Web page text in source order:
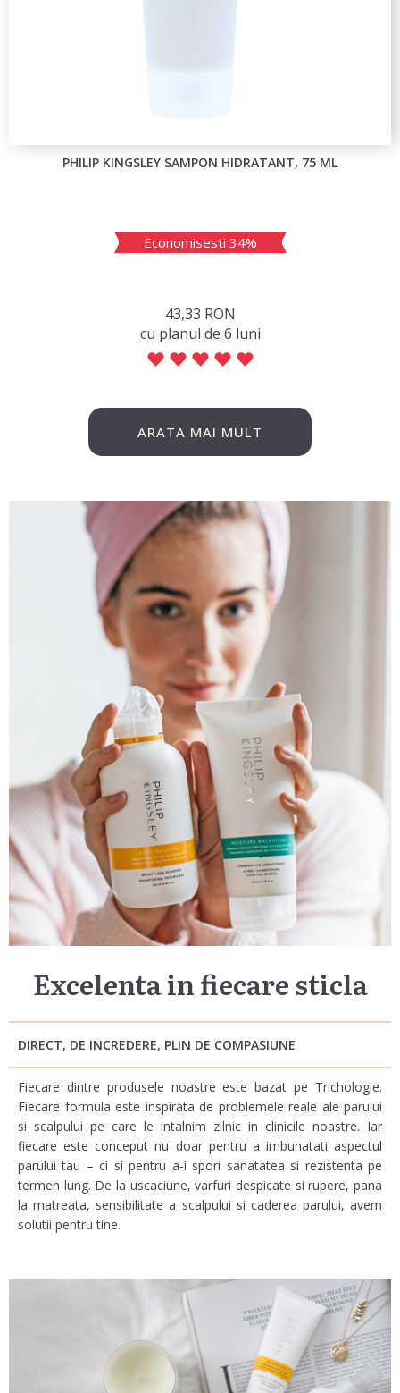
PHILIP KINGSLEY SAMPON HIDRATANT, 75 ML
Economisesti 34%
43,33 RON
сu planul de 6 luni
ARATA MAI MULT
Excelenta in fiecare sticla
DIRECT, DE INCREDERE, PLIN DE COMPASIUNE
Fiecare dintre produsele noastre este bazat pe Trichologie.
Fiecare formula este inspirata de problemele reale ale parului
si scalpului pe care le intalnim zilnic in clinicile noastre. Iar
fiecare este conceput nu doar pentru a imbunatati aspectul
parului tau – ci si pentru a-i spori sanatatea si rezistenta pe
termen lung. De la uscaciune, varfuri despicate si rupere, pana
la matreata, sensibilitate a scalpului si caderea parului, avem
solutii pentru tine.